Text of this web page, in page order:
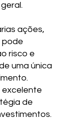
ações,
pode
risco e
uma única
excelente
de